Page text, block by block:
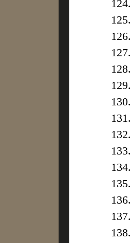
124.
125.
126.
127.
128.
129.
130.
131.
132.
133.
134.
135.
136.
137.
138.